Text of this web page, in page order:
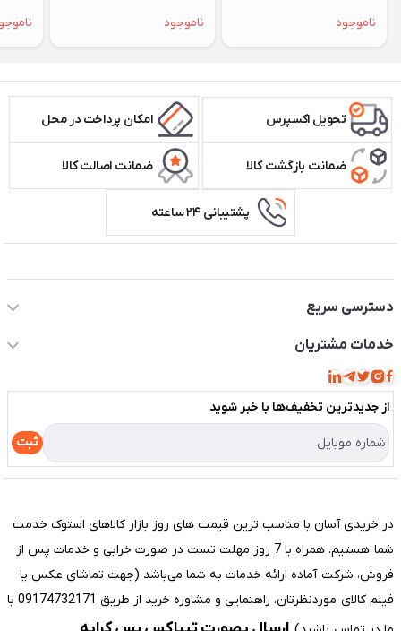
ناموجود ناموجود
تحویل اکسپرس امکان پرداخت در محل
ضمانت بازگشت کالا ضمانت اصالت کالا
پشتیبانی ۲۴ ساعته
دسترسی سریع
حساب کاربری
مجله فروشگاه
لیست محصولات
درباره ما
تماس با ما
خدمات مشتریان
قوانین و مقررات
حریم خصوصی
راهنما
از جدید‌ترین تخفیف‌ها با‌ خبر شوید
ثبت
در خریدی آسان با مناسب ترین قیمت های روز بازار کالاهای استوک خدمت
شما هستیم. همراه با 7 روز مهلت تست در صورت خرابی و خدمات پس از
فروش، شرکت آماده ارائه خدمات به شما می‌باشد (جهت تماشای عکس یا
فیلم کالای موردنظرتان، راهنمایی و مشاوره خرید از طریق 09174732171 با